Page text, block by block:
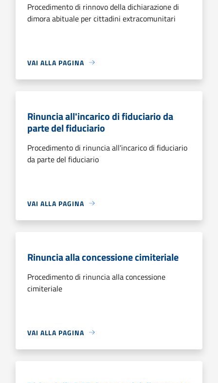
Procedimento di rinnovo della dichiarazione di
dimora abituale per cittadini extracomunitari
VAI ALLA PAGINA
Rinuncia all'incarico di fiduciario da
parte del fiduciario
Procedimento di rinuncia all'incarico di fiduciario
da parte del fiduciario
VAI ALLA PAGINA
Rinuncia alla concessione cimiteriale
Procedimento di rinuncia alla concessione
cimiteriale
VAI ALLA PAGINA